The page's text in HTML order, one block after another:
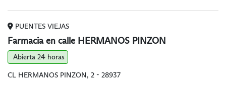
PUENTES VIEJAS
Farmacia en calle HERMANOS PINZON
Abierta 24 horas
CL HERMANOS PINZON, 2 - 28937